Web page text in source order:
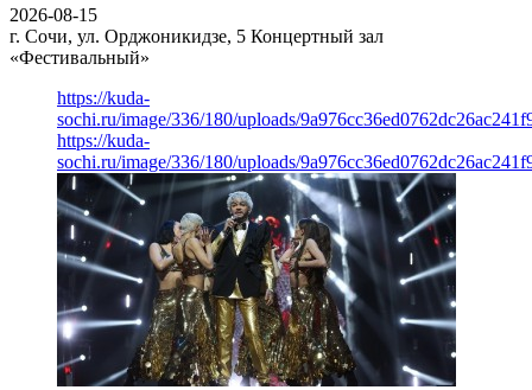
2026-08-15
г. Сочи, ул. Орджоникидзе, 5 Концертный зал
«Фестивальный»
https://kuda-
sochi.ru/image/336/180/uploads/
https://kuda-
sochi.ru/image/336/180/uploads/